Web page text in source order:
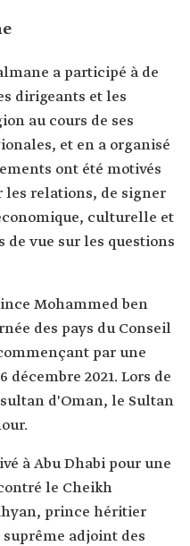
a participé à de
dirigeants et les
au cours de ses
et en a organisé
ont été motivés
relations, de signer
culturelle et
vue sur les questions
Mohammed ben
des pays du Conseil
par une
2021. Lors de
d'Oman, le Sultan
à Abu Dhabi pour une
le Cheikh
prince héritier
adjoint des